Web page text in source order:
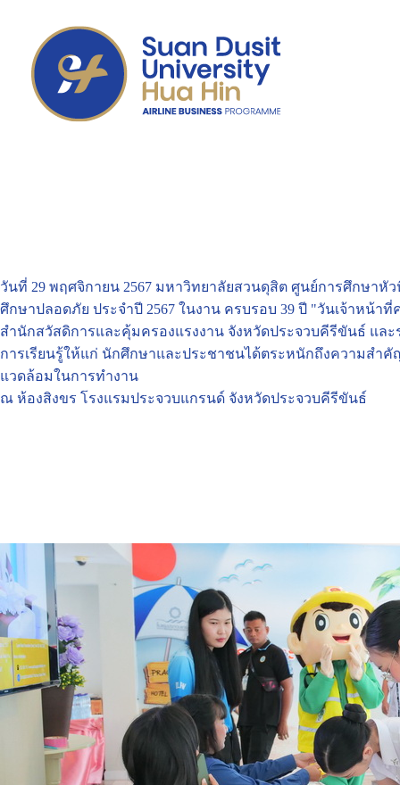
วันที่ 29 พฤศจิกายน 2567 มหาวิทยาลัยสวนดุสิต ศูนย์การศึกษาหั
ศึกษาปลอดภัย ประจำปี 2567 ในงาน ครบรอบ 39 ปี "วันเจ้าหน้า
สำนักสวัสดิการและคุ้มครองแรงงาน จังหวัดประจวบคีรีขันธ์ แล
การเรียนรู้ให้แก่ นักศึกษาและประชาชนได้ตระหนักถึงความสำ
แวดล้อมในการทำงาน
ณ ห้องสิงขร โรงแรมประจวบแกรนด์ จังหวัดประจวบคีรีขันธ์